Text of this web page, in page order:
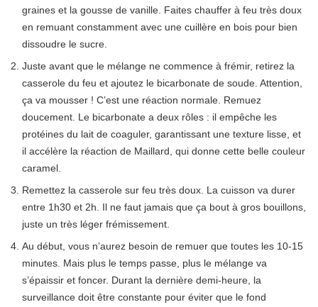
graines et la gousse de vanille. Faites chauffer à feu très doux
en remuant constamment avec une cuillère en bois pour bien
dissoudre le sucre.
Juste avant que le mélange ne commence à frémir, retirez la
casserole du feu et ajoutez le bicarbonate de soude. Attention,
ça va mousser ! C’est une réaction normale. Remuez
doucement. Le bicarbonate a deux rôles : il empêche les
protéines du lait de coaguler, garantissant une texture lisse, et
il accélère la réaction de Maillard, qui donne cette belle couleur
caramel.
Remettez la casserole sur feu très doux. La cuisson va durer
entre 1h30 et 2h. Il ne faut jamais que ça bout à gros bouillons,
juste un très léger frémissement.
Au début, vous n’aurez besoin de remuer que toutes les 10-15
minutes. Mais plus le temps passe, plus le mélange va
s’épaissir et foncer. Durant la dernière demi-heure, la
surveillance doit être constante pour éviter que le fond